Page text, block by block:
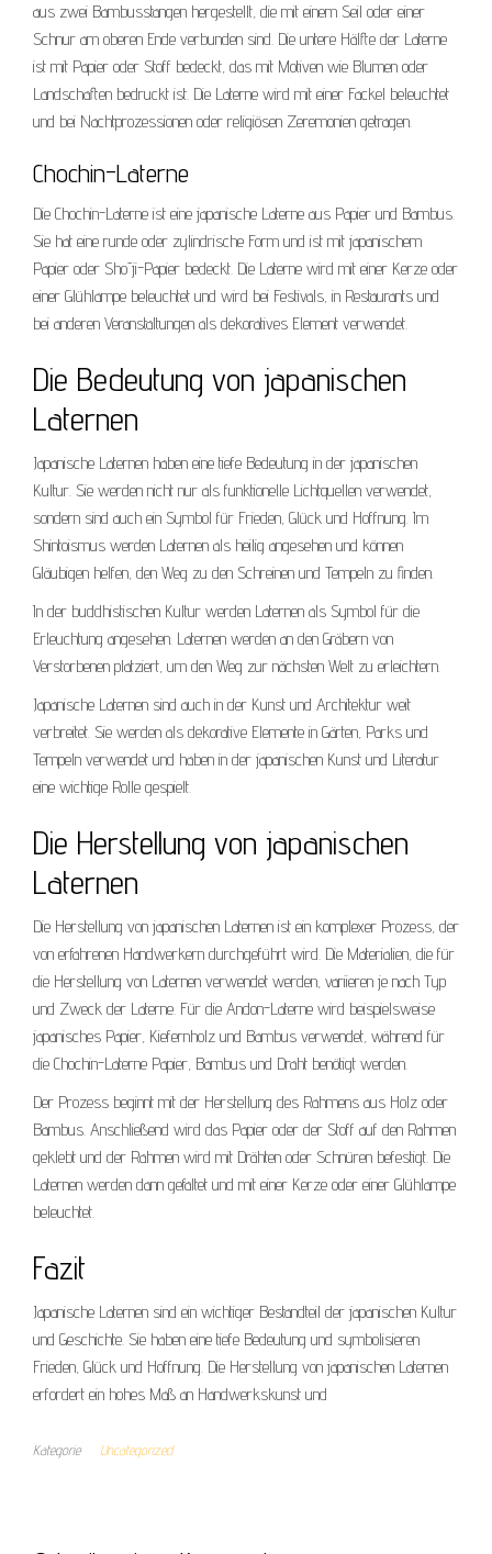
aus zwei Bambusstangen hergestellt, die mit einem Seil oder einer
Schnur am oberen Ende verbunden sind. Die untere Hälfte der Laterne
ist mit Papier oder Stoff bedeckt, das mit Motiven wie Blumen oder
Landschaften bedruckt ist. Die Laterne wird mit einer Fackel beleuchtet
und bei Nachtprozessionen oder religiösen Zeremonien getragen.
Chochin-Laterne
Die Chochin-Laterne ist eine japanische Laterne aus Papier und Bambus.
Sie hat eine runde oder zylindrische Form und ist mit japanischem
Papier oder Shōji-Papier bedeckt. Die Laterne wird mit einer Kerze oder
einer Glühlampe beleuchtet und wird bei Festivals, in Restaurants und
bei anderen Veranstaltungen als dekoratives Element verwendet.
Die Bedeutung von japanischen
Laternen
Japanische Laternen haben eine tiefe Bedeutung in der japanischen
Kultur. Sie werden nicht nur als funktionelle Lichtquellen verwendet,
sondern sind auch ein Symbol für Frieden, Glück und Hoffnung. Im
Shintoismus werden Laternen als heilig angesehen und können
Gläubigen helfen, den Weg zu den Schreinen und Tempeln zu finden.
In der buddhistischen Kultur werden Laternen als Symbol für die
Erleuchtung angesehen. Laternen werden an den Gräbern von
Verstorbenen platziert, um den Weg zur nächsten Welt zu erleichtern.
Japanische Laternen sind auch in der Kunst und Architektur weit
verbreitet. Sie werden als dekorative Elemente in Gärten, Parks und
Tempeln verwendet und haben in der japanischen Kunst und Literatur
eine wichtige Rolle gespielt.
Die Herstellung von japanischen
Laternen
Die Herstellung von japanischen Laternen ist ein komplexer Prozess, der
von erfahrenen Handwerkern durchgeführt wird. Die Materialien, die für
die Herstellung von Laternen verwendet werden, variieren je nach Typ
und Zweck der Laterne. Für die Andon-Laterne wird beispielsweise
japanisches Papier, Kiefernholz und Bambus verwendet, während für
die Chochin-Laterne Papier, Bambus und Draht benötigt werden.
Der Prozess beginnt mit der Herstellung des Rahmens aus Holz oder
Bambus. Anschließend wird das Papier oder der Stoff auf den Rahmen
geklebt und der Rahmen wird mit Drähten oder Schnüren befestigt. Die
Laternen werden dann gefaltet und mit einer Kerze oder einer Glühlampe
beleuchtet.
Fazit
Japanische Laternen sind ein wichtiger Bestandteil der japanischen Kultur
und Geschichte. Sie haben eine tiefe Bedeutung und symbolisieren
Frieden, Glück und Hoffnung. Die Herstellung von japanischen Laternen
erfordert ein hohes Maß an Handwerkskunst und
Kategorie Uncategorized